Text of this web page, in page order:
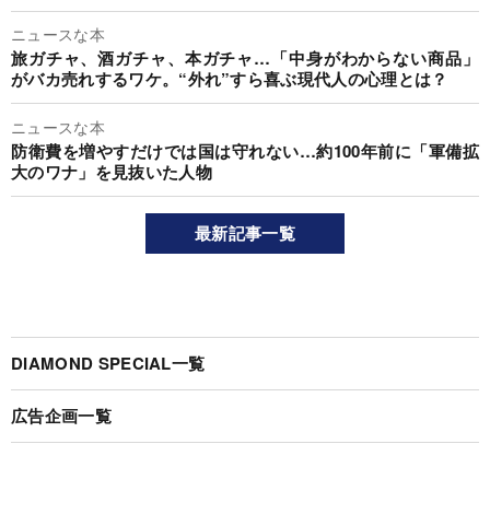
ニュースな本
旅ガチャ、酒ガチャ、本ガチャ…「中身がわからない商品」
がバカ売れするワケ。“外れ”すら喜ぶ現代人の心理とは？
ニュースな本
防衛費を増やすだけでは国は守れない…約100年前に「軍備拡
大のワナ」を見抜いた人物
最新記事一覧
DIAMOND SPECIAL一覧
広告企画一覧